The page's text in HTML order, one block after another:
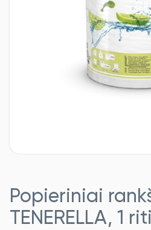
Popieriniai
TENERELLA, 1